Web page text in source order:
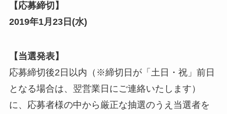
【応募締切】
2019年1月23日(水)
【当選発表】
応募締切後2日以内（※締切日が「土日・祝」前日
となる場合は、翌営業日にご連絡いたします）
に、応募者様の中から厳正な抽選のうえ当選者を